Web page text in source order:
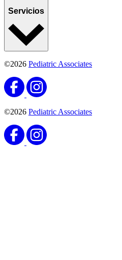
Servicios
©2026 Pediatric Associates
©2026 Pediatric Associates